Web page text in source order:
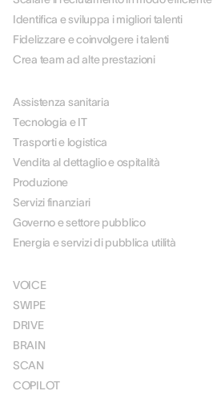
Identifica e sviluppa i migliori talenti
Fidelizzare e coinvolgere i talenti
Crea team ad alte prestazioni
Assistenza sanitaria
Tecnologia e IT
Trasporti e logistica
Vendita al dettaglio e ospitalità
Produzione
Servizi finanziari
Governo e settore pubblico
Energia e servizi di pubblica utilità
VOICE
SWIPE
DRIVE
BRAIN
SCAN
COPILOT